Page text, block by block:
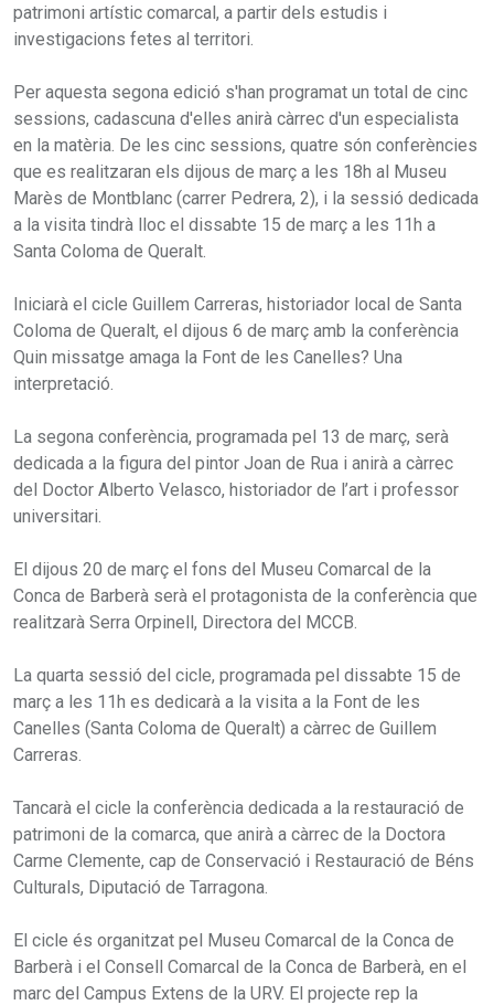
patrimoni artístic comarcal, a partir dels estudis i
investigacions fetes al territori.
Per aquesta segona edició s'han programat un total de cinc
sessions, cadascuna d'elles anirà càrrec d'un especialista
en la matèria. De les cinc sessions, quatre són conferències
que es realitzaran els dijous de març a les 18h al Museu
Marès de Montblanc (carrer Pedrera, 2), i la sessió dedicada
a la visita tindrà lloc el dissabte 15 de març a les 11h a
Santa Coloma de Queralt.
Iniciarà el cicle Guillem Carreras, historiador local de Santa
Coloma de Queralt, el dijous 6 de març amb la conferència
Quin missatge amaga la Font de les Canelles? Una
interpretació.
La segona conferència, programada pel 13 de març, serà
dedicada a la figura del pintor Joan de Rua i anirà a càrrec
del Doctor Alberto Velasco, historiador de l’art i professor
universitari.
El dijous 20 de març el fons del Museu Comarcal de la
Conca de Barberà serà el protagonista de la conferència que
realitzarà Serra Orpinell, Directora del MCCB.
La quarta sessió del cicle, programada pel dissabte 15 de
març a les 11h es dedicarà a la visita a la Font de les
Canelles (Santa Coloma de Queralt) a càrrec de Guillem
Carreras.
Tancarà el cicle la conferència dedicada a la restauració de
patrimoni de la comarca, que anirà a càrrec de la Doctora
Carme Clemente, cap de Conservació i Restauració de Béns
Culturals, Diputació de Tarragona.
El cicle és organitzat pel Museu Comarcal de la Conca de
Barberà i el Consell Comarcal de la Conca de Barberà, en el
marc del Campus Extens de la URV. El projecte rep la